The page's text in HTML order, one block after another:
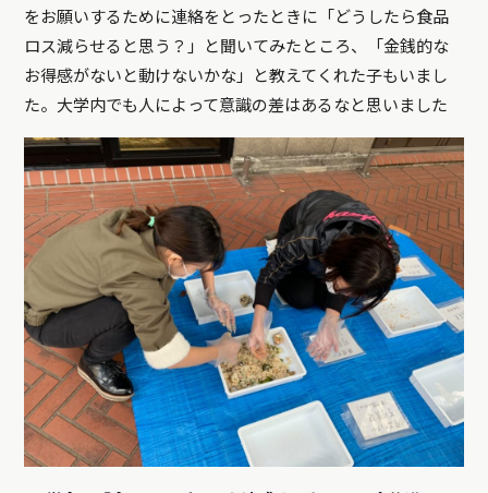
をお願いするために連絡をとったときに「どうしたら食品
ロス減らせると思う？」と聞いてみたところ、「金銭的な
お得感がないと動けないかな」と教えてくれた子もいまし
た。大学内でも人によって意識の差はあるなと思いました